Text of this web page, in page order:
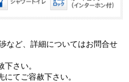
など、詳細についてはお問合せ
さい。
てご容赦下さい。